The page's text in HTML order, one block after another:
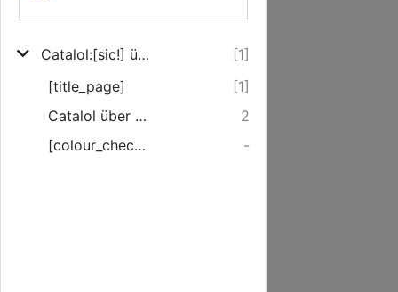
Catalol:[sic!] über Verschückte Musicalien.
[1]
[title_page]
[1]
Catalol über Verschückte Musicalien.
2
[colour_checker]
-